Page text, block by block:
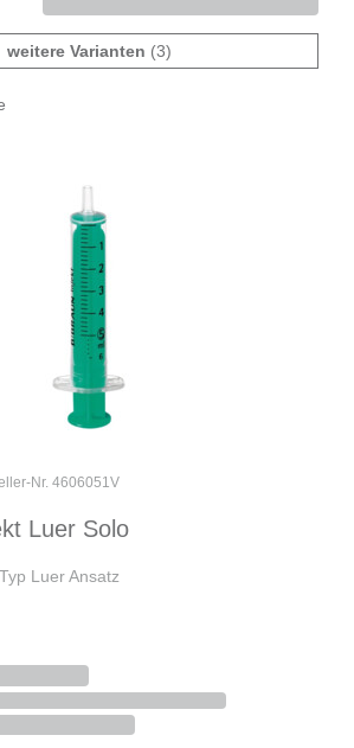
weitere Varianten (3)
Nr. 4606051V
Luer Solo
Luer Ansatz